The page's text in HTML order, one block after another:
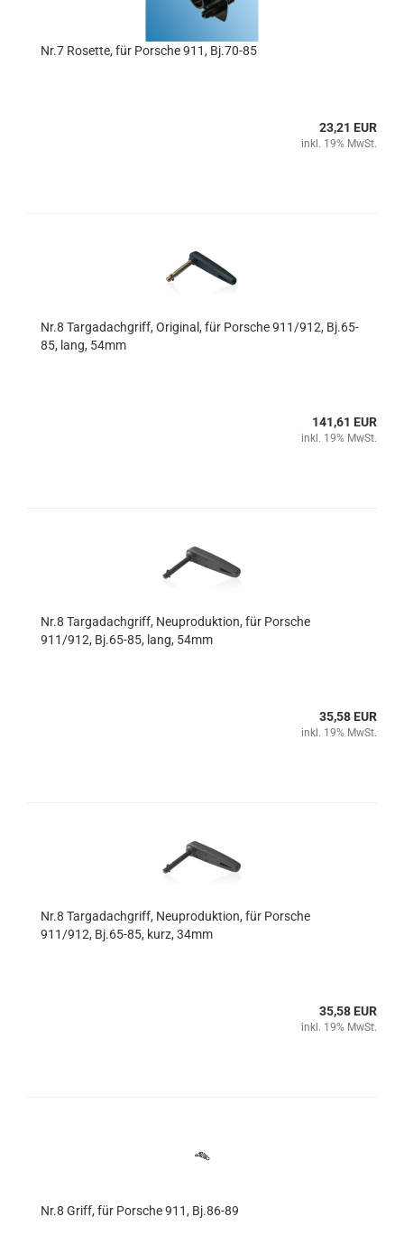
Nr.7 Rosette, für Porsche 911, Bj.70-85
23,21 EUR
inkl. 19% MwSt.
Nr.8 Targadachgriff, Original, für Porsche 911/912, Bj.65-
85, lang, 54mm
141,61 EUR
inkl. 19% MwSt.
Nr.8 Targadachgriff, Neuproduktion, für Porsche
911/912, Bj.65-85, lang, 54mm
35,58 EUR
inkl. 19% MwSt.
Nr.8 Targadachgriff, Neuproduktion, für Porsche
911/912, Bj.65-85, kurz, 34mm
35,58 EUR
inkl. 19% MwSt.
Nr.8 Griff, für Porsche 911, Bj.86-89